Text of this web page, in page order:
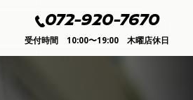
072-920-7670
受付時間 10:00〜19:00 木曜店休日